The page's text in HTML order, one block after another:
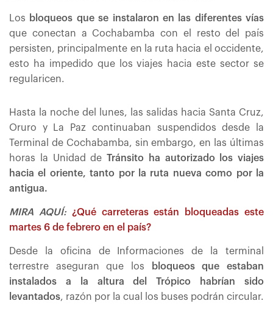
Los bloqueos que se instalaron en las diferentes vías
que conectan a Cochabamba con el resto del país
persisten, principalmente en la ruta hacia el occidente,
esto ha impedido que los viajes hacia este sector se
regularicen.
Hasta la noche del lunes, las salidas hacia Santa Cruz,
Oruro y La Paz continuaban suspendidos desde la
Terminal de Cochabamba, sin embargo, en las últimas
horas la Unidad de Tránsito ha autorizado los viajes
hacia el oriente, tanto por la ruta nueva como por la
antigua.
MIRA AQUÍ: ¿Qué carreteras están bloqueadas este
martes 6 de febrero en el país?
Desde la oficina de Informaciones de la terminal
terrestre aseguran que los
bloqueos que estaban
instalados a la altura del Trópico habrían sido
levantados, razón por la cual los buses podrán circular.